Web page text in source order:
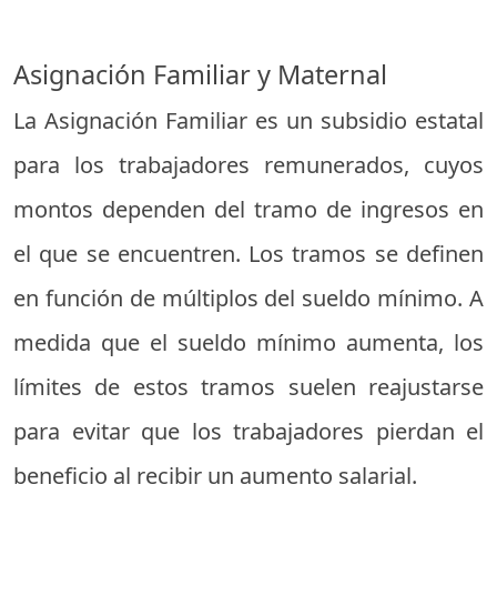
Asignación Familiar y Maternal
La Asignación Familiar es un subsidio estatal
para los trabajadores remunerados, cuyos
montos dependen del tramo de ingresos en
el que se encuentren. Los tramos se definen
en función de múltiplos del sueldo mínimo. A
medida que el sueldo mínimo aumenta, los
límites de estos tramos suelen reajustarse
para evitar que los trabajadores pierdan el
beneficio al recibir un aumento salarial.